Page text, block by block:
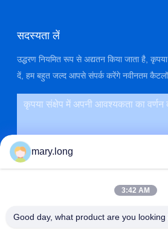
सदस्यता लें
उद्धरण नियमित रूप से अद्यतन किया जाता है,
दें, हम बहुत जल्द आपसे संपर्क करेंगे नवीनतम
प्रस्तुत
mary.long
3:42 AM
Good day, what product are you looking